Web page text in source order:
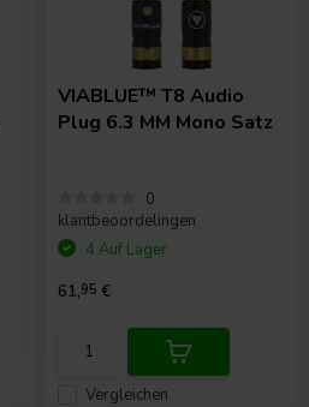
VIABLUE™ T8 Audio
Plug 6.3 MM Mono Satz
0
klantbeoordelingen
Vergleichen
4 Auf Lager
61,95 €